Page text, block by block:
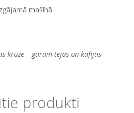
mašīnā
krūze – garām tējas un kafijas
produkti